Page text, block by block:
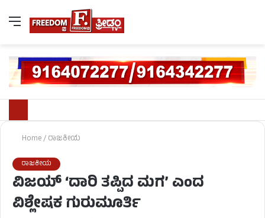
Home/ರಾಜಕೀಯ
ರಾಜಕೀಯ
ವಿಜಯ್ ‘ದಾರಿ ತಪ್ಪಿದ ಮಗ’ ಎಂದ
ವಿಶ್ಲೇಷಕ ಗುರುಮೂರ್ತಿ